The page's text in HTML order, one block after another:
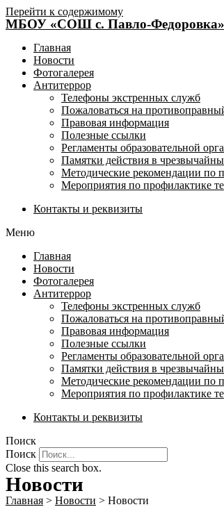
Перейти к содержимому
МБОУ «СОШ с. Павло-Федоровка»
Главная
Новости
Фотогалерея
Антитеррор
Телефоны экстренных служб
Пожаловаться на
Правовая информация
Полезные ссылки
Регламенты образовательной
Памятки действия в
Методические рекомендации по
Мероприятия по профилактике
Контакты и реквизиты
Меню
Главная
Новости
Фотогалерея
Антитеррор
Телефоны экстренных служб
Пожаловаться на
Правовая информация
Полезные ссылки
Регламенты образовательной
Памятки действия в
Методические рекомендации по
Мероприятия по профилактике
Контакты и реквизиты
Поиск
Поиск
Close this search box.
Новости
Главная > Новости > Новости